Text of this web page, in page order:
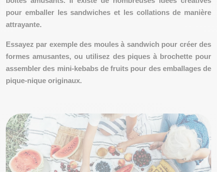
pour emballer les sandwiches et les collations de manière
attrayante.
Essayez par exemple des moules à sandwich pour créer des
formes amusantes, ou utilisez des piques à brochette pour
assembler des mini-kebabs de fruits pour des emballages de
pique-nique originaux.